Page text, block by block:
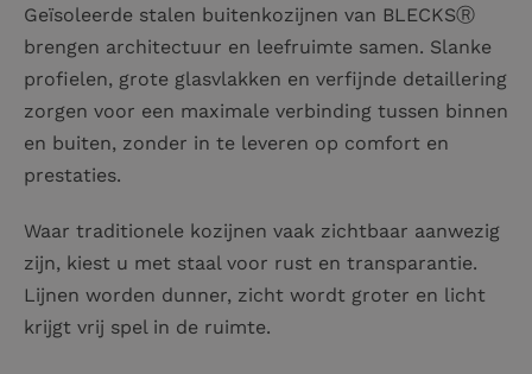
Geïsoleerde stalen buitenkozijnen van BLECKSⓇ
brengen architectuur en leefruimte samen. Slanke
profielen, grote glasvlakken en verfijnde detaillering
zorgen voor een maximale verbinding tussen binnen
en buiten, zonder in te leveren op comfort en
prestaties.
Waar traditionele kozijnen vaak zichtbaar aanwezig
zijn, kiest u met staal voor rust en transparantie.
Lijnen worden dunner, zicht wordt groter en licht
krijgt vrij spel in de ruimte.